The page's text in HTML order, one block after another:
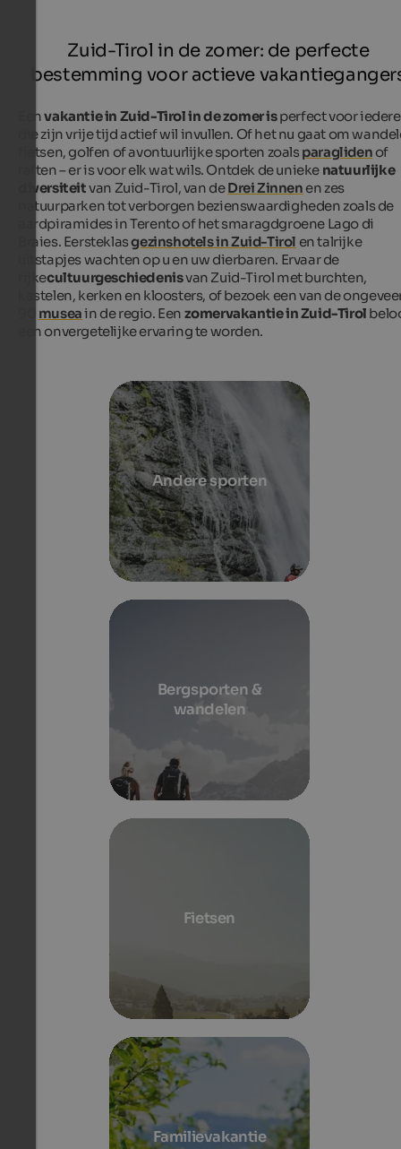
Zuid-Tirol in de zomer: de perfecte
bestemming voor actieve
Eenvakantie in Zuid-Tirol in de zomer isperfect voor
die zijn vrije tijd actief wil invullen. Of het nu gaat om
fietsen, golfen of avontuurlijke sporten zoalsparagliden of
raften – er is voor elk wat wils. Ontdek de unieke natuurlijke
diversiteitvan Zuid-Tirol, van deDrei Zinnen en zes
natuurparken tot verborgen bezienswaardigheden zoals de
aardpiramides in Terento of het smaragdgroene Lago di
Braies. Eersteklasgezinshotels in Zuid-Tirol en talrijke
uitstapjes wachten op u en uw dierbaren. Ervaar de
rijkecultuurgeschiedenisvan Zuid-Tirol met burchten,
kastelen, kerken en kloosters, of bezoek een van de
museain de regio. Een zomervakantie in Zuid-Tirol
een onvergetelijke ervaring te worden.
Andere sporten
Bergsporten &
wandelen
Fietsen
Familievakantie